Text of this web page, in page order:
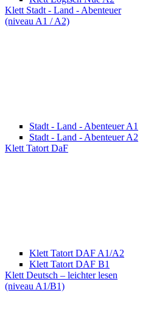
Klett Stadt - Land - Abenteuer
(niveau A1 / A2)
Stadt - Land - Abenteuer A1
Stadt - Land - Abenteuer A2
Klett Tatort DaF
Klett Tatort DAF A1/A2
Klett Tatort DAF B1
Klett Deutsch – leichter lesen
(niveau A1/B1)